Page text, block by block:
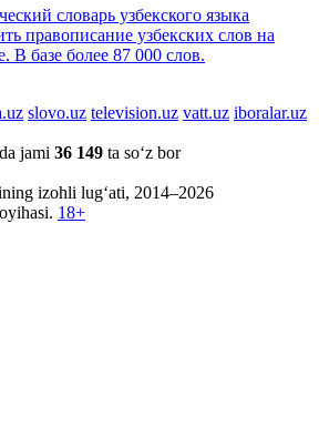
словарь узбекского языка
правописание узбекских слов на
В базе более 87 000 слов.
slovo.uz television.uz vatt.uz iboralar.uz
jami 36 149 ta so‘z bor
izohli lug‘ati, 2014–2026
18+